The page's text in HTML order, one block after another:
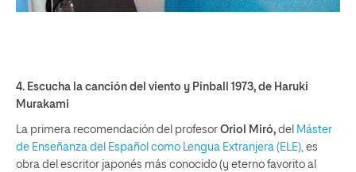
4. Escucha la canción del viento y Pinball 1973, de Haruki
Murakami
La primera recomendación del profesor Oriol Miró, del Máster
de Enseñanza del Español como Lengua Extranjera (ELE), es
obra del escritor japonés más conocido (y eterno favorito al